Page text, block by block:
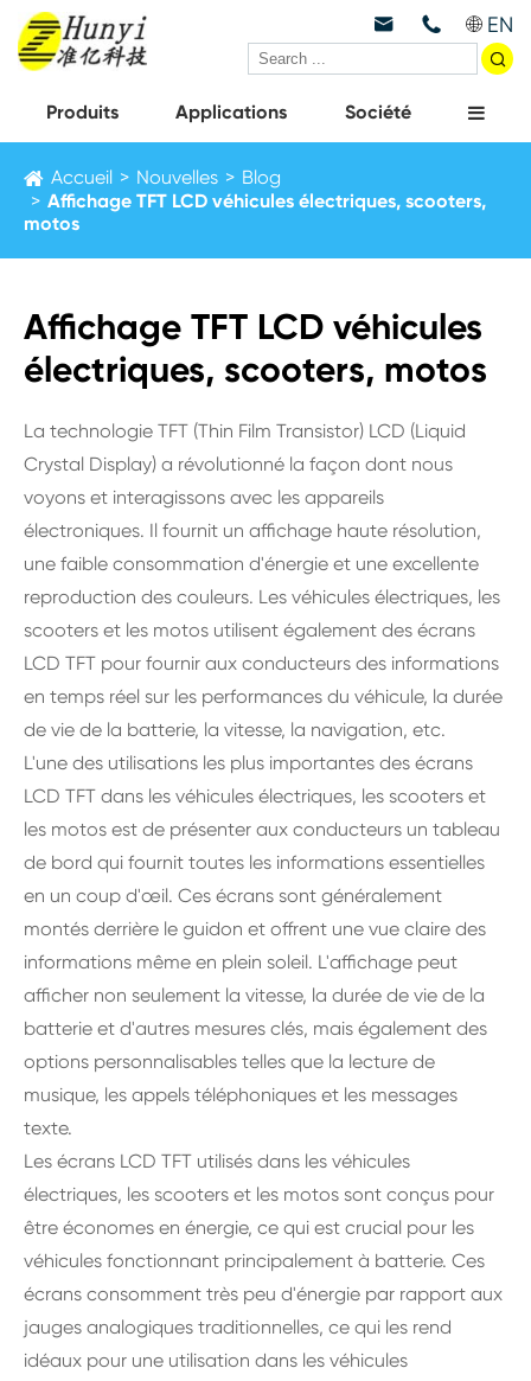
  EN

Produits Applications Société
Accueil Nouvelles
Blog
Affichage TFT LCD véhicules électriques, scooters,
motos
Affichage TFT LCD véhicules
électriques, scooters, motos
La technologie TFT (Thin Film Transistor) LCD (Liquid
Crystal Display) a révolutionné la façon dont nous
voyons et interagissons avec les appareils
électroniques. Il fournit un affichage haute résolution,
une faible consommation d'énergie et une excellente
reproduction des couleurs. Les véhicules électriques, les
scooters et les motos utilisent également des écrans
LCD TFT pour fournir aux conducteurs des informations
en temps réel sur les performances du véhicule, la durée
de vie de la batterie, la vitesse, la navigation, etc.
L'une des utilisations les plus importantes des écrans
LCD TFT dans les véhicules électriques, les scooters et
les motos est de présenter aux conducteurs un tableau
de bord qui fournit toutes les informations essentielles
en un coup d'œil. Ces écrans sont généralement
montés derrière le guidon et offrent une vue claire des
informations même en plein soleil. L'affichage peut
afficher non seulement la vitesse, la durée de vie de la
batterie et d'autres mesures clés, mais également des
options personnalisables telles que la lecture de
musique, les appels téléphoniques et les messages
texte.
Les écrans LCD TFT utilisés dans les véhicules
électriques, les scooters et les motos sont conçus pour
être économes en énergie, ce qui est crucial pour les
véhicules fonctionnant principalement à batterie. Ces
écrans consomment très peu d'énergie par rapport aux
jauges analogiques traditionnelles, ce qui les rend
idéaux pour une utilisation dans les véhicules